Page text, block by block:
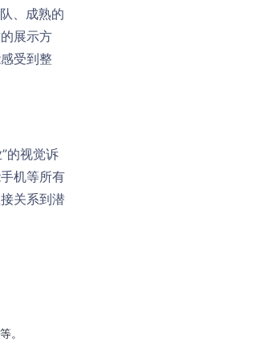
、成熟的
展示方
受到整
的视觉诉
机等所有
关系到潜
。